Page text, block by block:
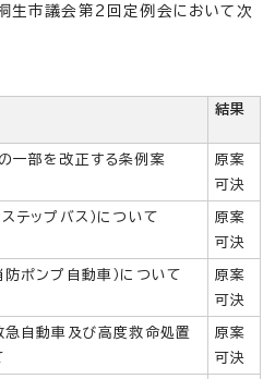
市議会第2回定例会において次
結果
一部を改正する条例案
原案
可決
テップバス）について
原案
可決
防ポンプ自動車）について
原案
可決
急自動車及び高度救命処置
原案
可決